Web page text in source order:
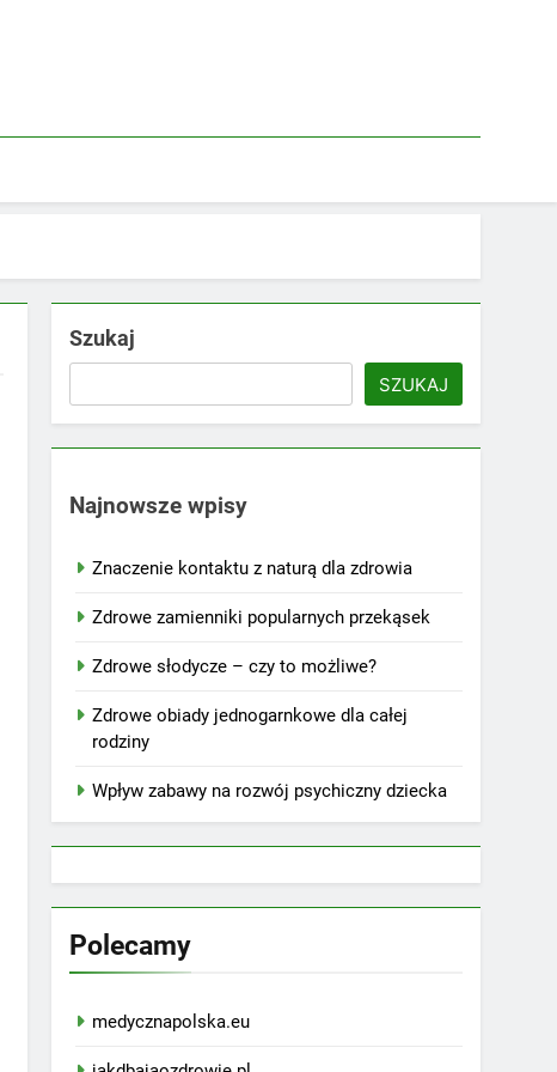
Szukaj
SZUKAJ
Najnowsze wpisy
Znaczenie kontaktu z naturą dla zdrowia
Zdrowe zamienniki popularnych przekąsek
Zdrowe słodycze – czy to możliwe?
Zdrowe obiady jednogarnkowe dla całej
rodziny
Wpływ zabawy na rozwój psychiczny dziecka
Polecamy
medycznapolska.eu